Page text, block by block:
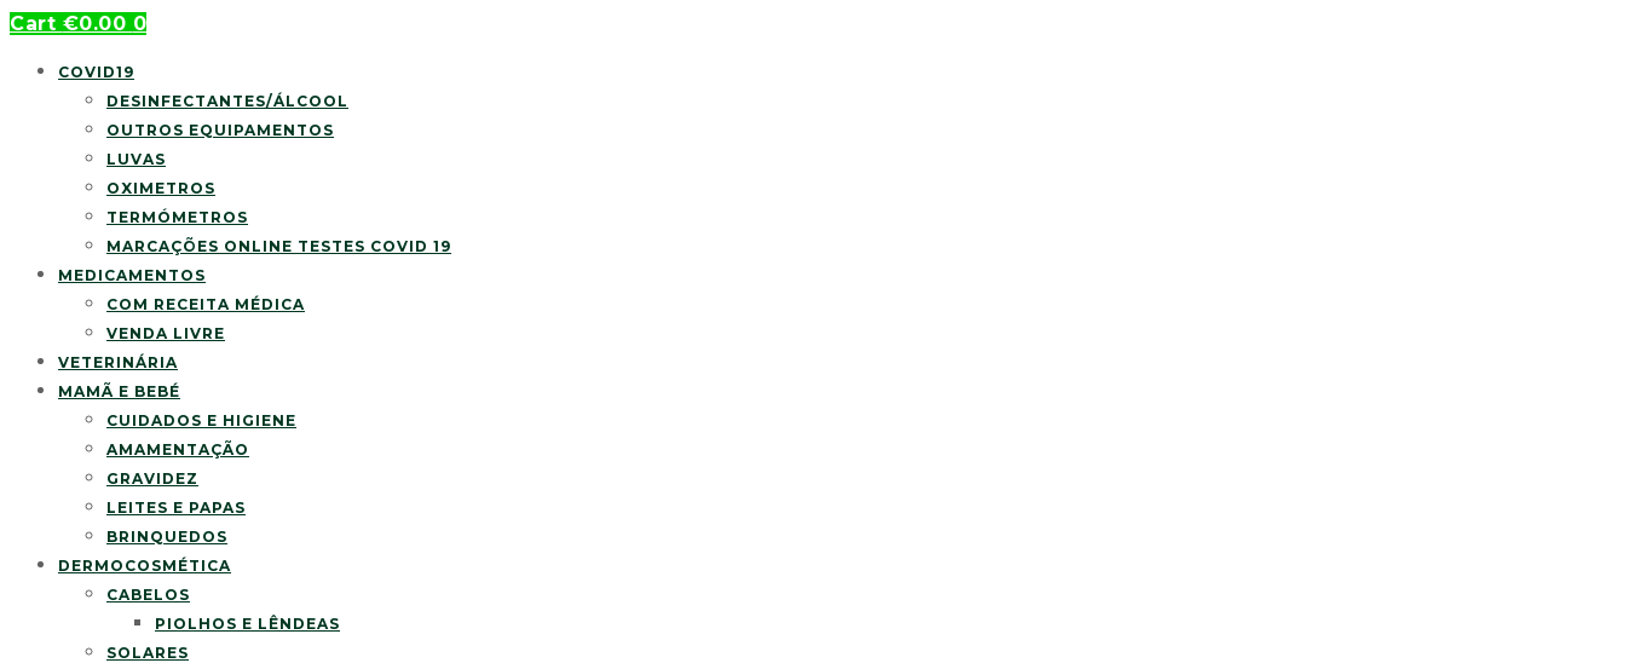
Cart €0.00 0
COVID19
DESINFECTANTES/ÁLCOOL
OUTROS EQUIPAMENTOS
LUVAS
OXIMETROS
TERMÓMETROS
MARCAÇÕES ONLINE TESTES COVID 19
MEDICAMENTOS
COM RECEITA MÉDICA
VENDA LIVRE
VETERINÁRIA
MAMÃ E BEBÉ
CUIDADOS E HIGIENE
AMAMENTAÇÃO
GRAVIDEZ
LEITES E PAPAS
BRINQUEDOS
DERMOCOSMÉTICA
CABELOS
PIOLHOS E LÊNDEAS
SOLARES